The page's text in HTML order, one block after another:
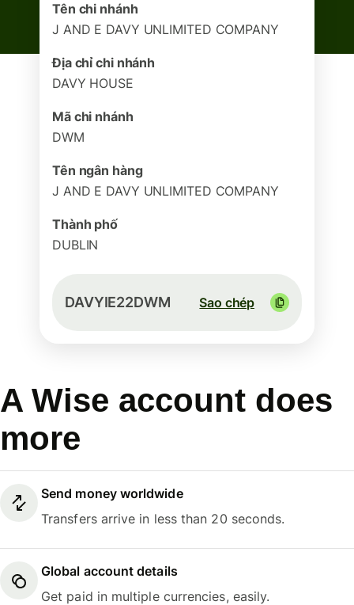
Tên chi nhánh
J AND E DAVY UNLIMITED COMPANY
Địa chỉ chi nhánh
DAVY HOUSE
Mã chi nhánh
DWM
Tên ngân hàng
J AND E DAVY UNLIMITED COMPANY
Thành phố
DUBLIN
DAVYIE22DWM Sao chép
A Wise account does
more
Send money worldwide
Transfers arrive in less than 20 seconds.
Global account details
Get paid in multiple currencies, easily.